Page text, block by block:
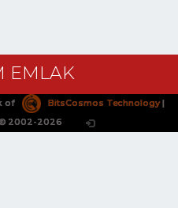
EMLAK
of BitsCosmos Technology|
2002-2026